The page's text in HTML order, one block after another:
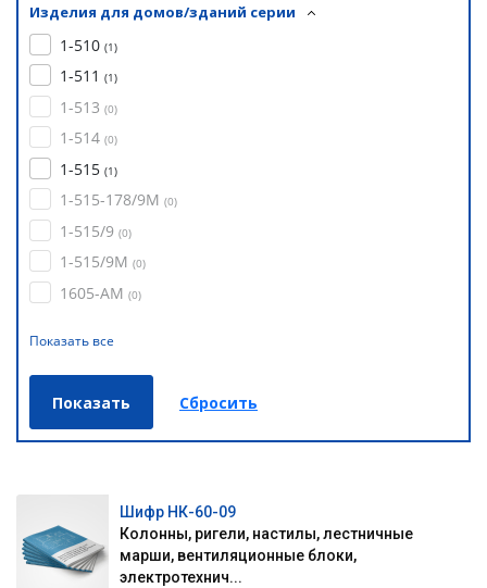
Изделия для домов/зданий серии
1-510 (1)
1-511 (1)
1-513 (0)
1-514 (0)
1-515 (1)
1-515-178/9М (0)
1-515/9 (0)
1-515/9М (0)
1605-АМ (0)
Показать все
Шифр НК-60-09
Колонны, ригели, настилы, лестничные
марши, вентиляционные блоки,
электротехнич...